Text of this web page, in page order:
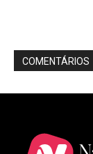
COMENTÁRIOS